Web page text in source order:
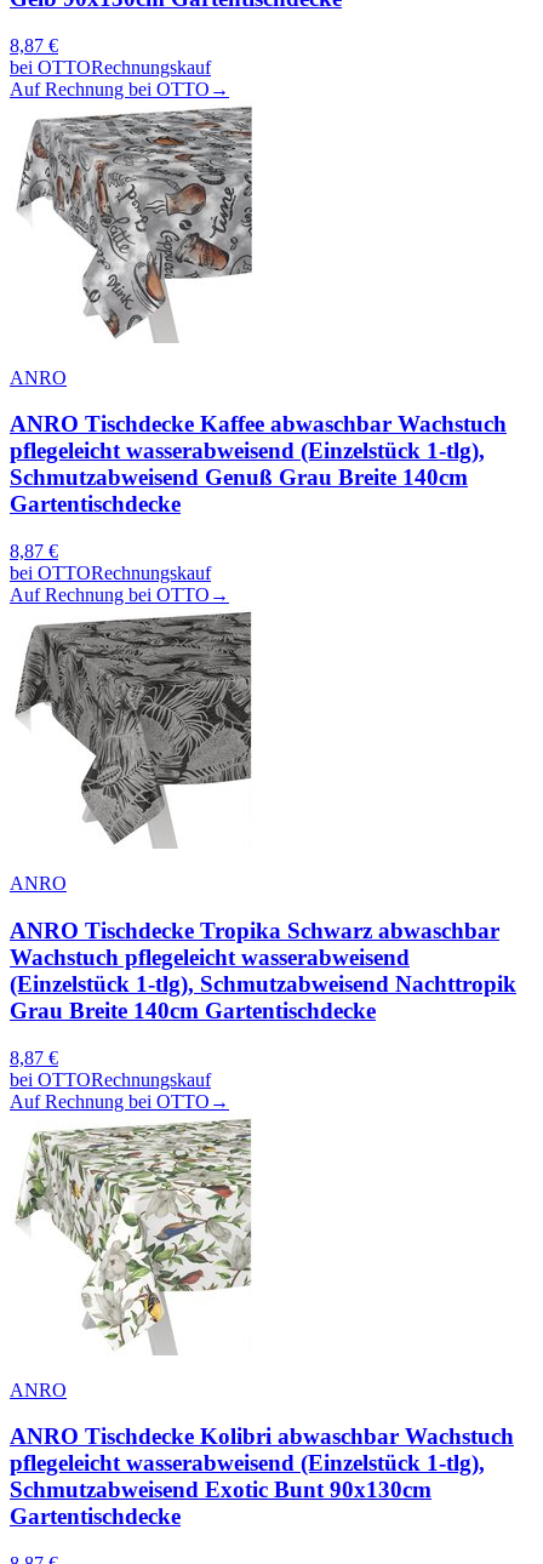
8,87 €
bei OTTORechnungskauf
Auf Rechnung bei OTTO →
ANRO
ANRO Tischdecke Kaffee abwaschbar Wachstuch
pflegeleicht wasserabweisend (Einzelstück 1-tlg),
Schmutzabweisend Genuß Grau Breite 140cm
Gartentischdecke
8,87 €
bei OTTORechnungskauf
Auf Rechnung bei OTTO →
ANRO
ANRO Tischdecke Tropika Schwarz abwaschbar
Wachstuch pflegeleicht wasserabweisend
(Einzelstück 1-tlg), Schmutzabweisend Nachttropik
Grau Breite 140cm Gartentischdecke
8,87 €
bei OTTORechnungskauf
Auf Rechnung bei OTTO →
ANRO
ANRO Tischdecke Kolibri abwaschbar Wachstuch
pflegeleicht wasserabweisend (Einzelstück 1-tlg),
Schmutzabweisend Exotic Bunt 90x130cm
Gartentischdecke